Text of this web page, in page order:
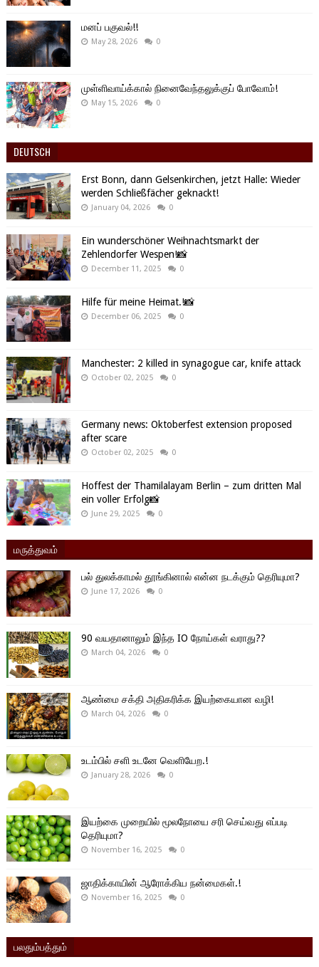
மனப் பகுவல்!!
May 28, 2026 0
முள்ளிவாய்க்கால் நினைவேந்தலுக்குப் போவோம்!
May 15, 2026 0
DEUTSCH
Erst Bonn, dann Gelsenkirchen, jetzt Halle: Wieder
werden Schließfächer geknackt!
January 04, 2026 0
Ein wunderschöner Weihnachtsmarkt der
Zehlendorfer Wespen!📸
December 11, 2025 0
Hilfe für meine Heimat.!📸
December 06, 2025 0
Manchester: 2 killed in synagogue car, knife attack
October 02, 2025 0
Germany news: Oktoberfest extension proposed
after scare
October 02, 2025 0
Hoffest der Thamilalayam Berlin – zum dritten Mal
ein voller Erfolg📸
June 29, 2025 0
மருத்துவம்
பல் துலக்காமல் தூங்கினால் என்ன நடக்கும் தெரியுமா?
June 17, 2026 0
90 வயதானாலும் இந்த IO நோய்கள் வராது??
March 04, 2026 0
ஆண்மை சக்தி அதிகரிக்க இயற்கையான வழி!
March 04, 2026 0
உடம்பில் சளி உடனே வெளியேற.!
January 28, 2026 0
இயற்கை முறையில் மூலநோயை சரி செய்வது எப்படி
தெரியுமா?
November 16, 2025 0
ஜாதிக்காயின் ஆரோக்கிய நன்மைகள்.!
November 16, 2025 0
பலதும்பத்தும்